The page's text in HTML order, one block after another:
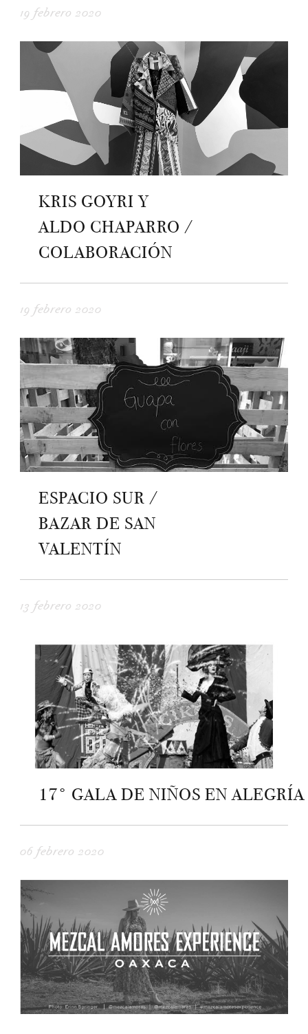
19 febrero 2020
KRIS GOYRI Y
ALDO CHAPARRO /
COLABORACIÓN
19 febrero 2020
ESPACIO SUR /
BAZAR DE SAN
VALENTÍN
13 febrero 2020
17° GALA DE NIÑOS EN ALEGRÍA
06 febrero 2020